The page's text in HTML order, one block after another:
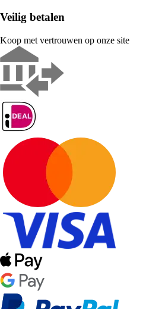
Veilig betalen
Koop met vertrouwen op onze site